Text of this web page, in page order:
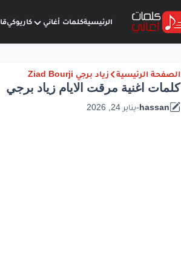
الرئيسيةكلمات أغاني كاريوكي
الصفحة الرئيسية زياد برجي Ziad Bourji
كلمات اغنية مرقت الايام زياد برجي
hassan
-يناير 24, 2026